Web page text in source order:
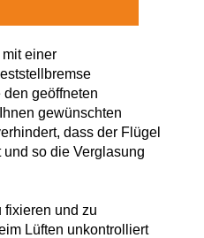
konfigurieren
einer
geöffneten
gewünschten
dass der Flügel
so die Verglasung
fixieren und zu
Lüften unkontrolliert